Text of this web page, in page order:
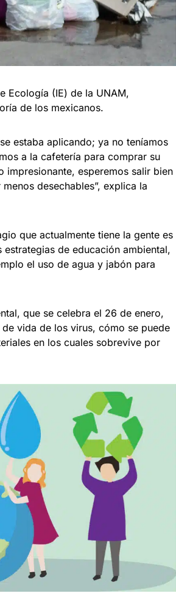
Ecología (IE) de la UNAM,
de los mexicanos.
estaba aplicando; ya no teníamos
a la cafetería para comprar su
esperemos salir bien
desechables”, explica la
que actualmente tiene la gente es
de educación ambiental,
el uso de agua y jabón para
que se celebra el 26 de enero,
vida de los virus, cómo se puede
en los cuales sobrevive por